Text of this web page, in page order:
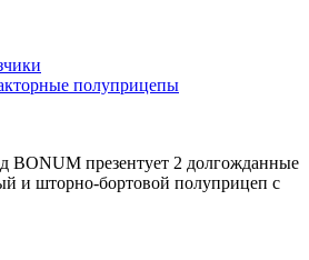
полуприцепы
BONUM презентует 2 долгожданные
и шторно-бортовой полуприцеп с